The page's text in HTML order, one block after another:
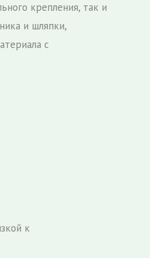
крепления, так и
и шляпки,
с
к